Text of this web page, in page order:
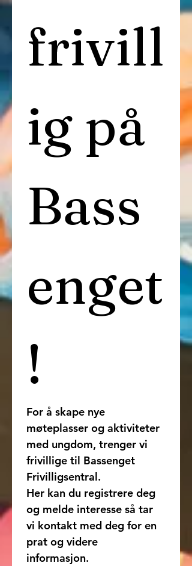
frivill
ig på
Bass
enget
!
For å skape nye
møteplasser og aktiviteter
med ungdom, trenger vi
frivillige til Bassenget
Frivilligsentral.
Her kan du registrere deg
og melde interesse så tar
vi kontakt med deg for en
prat og videre
informasjon.